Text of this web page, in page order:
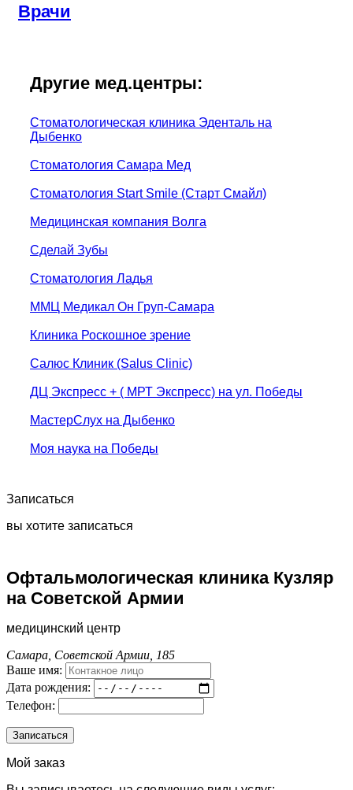
Врачи
Другие мед.центры:
Стоматологическая клиника Эденталь на
Дыбенко
Стоматология Самара Мед
Стоматология Start Smile (Старт Смайл)
Медицинская компания Волга
Сделай Зубы
Стоматология Ладья
ММЦ Медикал Он Груп-Самара
Клиника Роскошное зрение
Салюс Клиник (Salus Clinic)
ДЦ Экспресс + ( МРТ Экспресс) на ул. Победы
МастерСлух на Дыбенко
Моя наука на Победы
Записаться
вы хотите записаться
Офтальмологическая клиника Кузляр
на Советской Армии
медицинский центр
Самара, Советской Армии, 185
Ваше имя:
Дата рождения:
Телефон:
Мой заказ